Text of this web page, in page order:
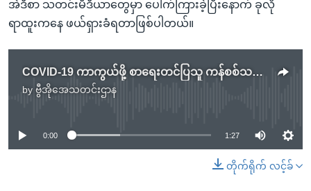
အဲဒီစာ သတင်းမီဒီယာတွေမှာ ပေါက်ကြားခဲ့ပြီးနောက် ခုလို
ရာထူးကနေ ဖယ်ရှားခံရတာဖြစ်ပါတယ်။
COVID-19 ကာကွယ်ဖို့ စာရေးတင်ပြသူ ကန်စစ်သင်္ဘောအကြီးအကဲ ရာထူးဖယ်ရှားခံရ
by ဗွီအိုအေသတင်းဌာန
No media source currently available
0:00 1:27
တိုက်ရိုက် လင့်ခ်